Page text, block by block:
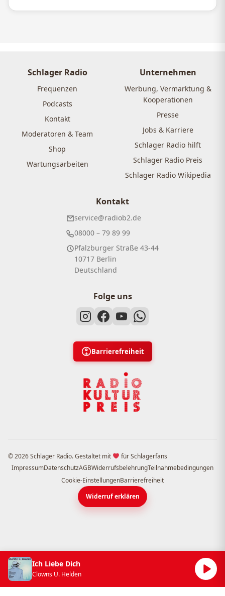
Schlager Radio
Frequenzen
Podcasts
Kontakt
Moderatoren & Team
Shop
Wartungsarbeiten
Unternehmen
Werbung, Vermarktung &
Kooperationen
Presse
Jobs & Karriere
Schlager Radio hilft
Schlager Radio Preis
Schlager Radio Wikipedia
Kontakt
service@radiob2.de
08000 – 79 89 99
Pfalzburger Straße 43-44
10717 Berlin
Deutschland
Folge uns
Barrierefreiheit
© 2026 Schlager Radio. Gestaltet mit
für Schlagerfans
ImpressumDatenschutzAGBWiderrufsbelehrungTeilnahmebedingungen
Cookie-EinstellungenBarrierefreiheit
Widerruf erklären
Ich Liebe Dich
Clowns U. Helden